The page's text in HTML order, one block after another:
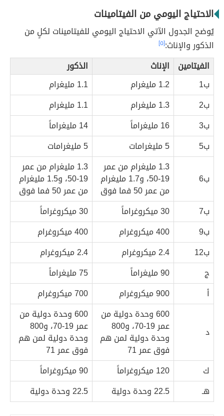
الاحتياج اليومي من الفيتامينات
يُوضح الجدول الآتي الاحتياج اليومي للفيتامينات لكلٍ من
الذكور والإناث:[٥]
الفيتامين الإناث
الذكور
ب1
1.2 مليغرام
1.1 مليغرام
ب2
1.3 مليغرام
1.1 مليغرام
ب3
16 مليغراماً
14 مليغراماً
ب5
5 مليغرامات 5 مليغرامات
ب6
1.3 مليغرام من عمر
19-50، و1.7 مليغرام
من عمر 50 فما فوق
1.3 مليغرام من عمر
19-50، و1.5 مليغرام
من عمر 50 فما فوق
ب7
30 ميكروغراماً
30 ميكروغراماً
ب9
400 ميكروغرام
400 ميكروغرام
ب12
2.4 ميكروغرام
2.4 ميكروغرام
ج
90 مليغراماً
75 مليغراماً
أ
900 ميكروغرام 700 ميكروغرام
د
600 وحدة دولية من
عمر 19-70، و800
وحدة دولية لمن هم
فوق عمر 71
600 وحدة دولية من
عمر 19-70، و800
وحدة دولية لمن هم
فوق عمر 71
ك
120 ميكروغراماً
90 ميكروغراماً
هـ
22.5 وحدة دولية 22.5 وحدة دولية